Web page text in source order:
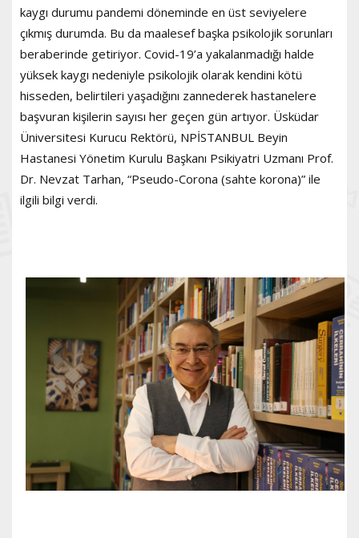
kaygı durumu pandemi döneminde en üst seviyelere
çıkmış durumda. Bu da maalesef başka psikolojik sorunları
beraberinde getiriyor. Covid-19’a yakalanmadığı halde
yüksek kaygı nedeniyle psikolojik olarak kendini kötü
hisseden, belirtileri yaşadığını zannederek hastanelere
başvuran kişilerin sayısı her geçen gün artıyor. Üsküdar
Üniversitesi Kurucu Rektörü, NPİSTANBUL Beyin
Hastanesi Yönetim Kurulu Başkanı Psikiyatri Uzmanı Prof.
Dr. Nevzat Tarhan, “Pseudo-Corona (sahte korona)” ile
ilgili bilgi verdi.